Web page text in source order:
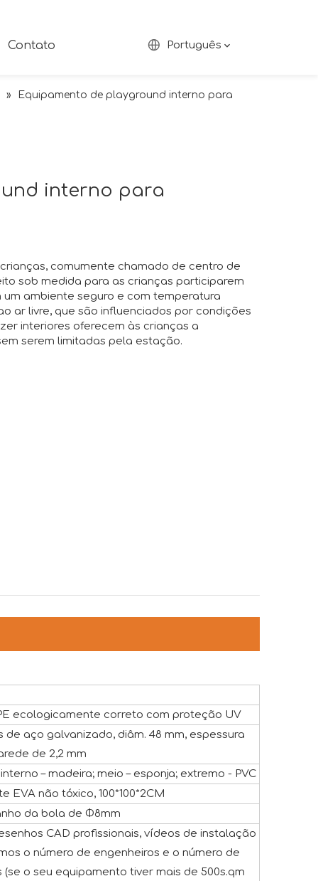
Contato Português
»
Equipamento de playground interno para
interno para
comumente chamado de centro de
sob medida para as crianças participarem
ambiente seguro e com temperatura
ar livre, que são influenciados por condições
interiores oferecem às crianças a
serem limitadas pela estação.
ecologicamente correto com proteção UV
de aço galvanizado, diâm. 48 mm, espessura
de 2,2 mm
– madeira; meio – esponja; extremo - PVC
EVA não tóxico, 100*100*2CM
da bola de Φ8mm
CAD profissionais, vídeos de instalação
o número de engenheiros e o número de
o seu equipamento tiver mais de 500s.qm